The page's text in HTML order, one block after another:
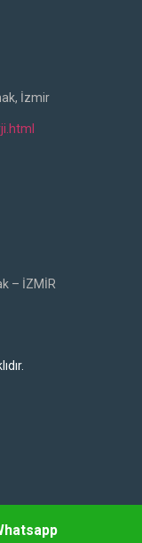
İzmir
– İZMİR